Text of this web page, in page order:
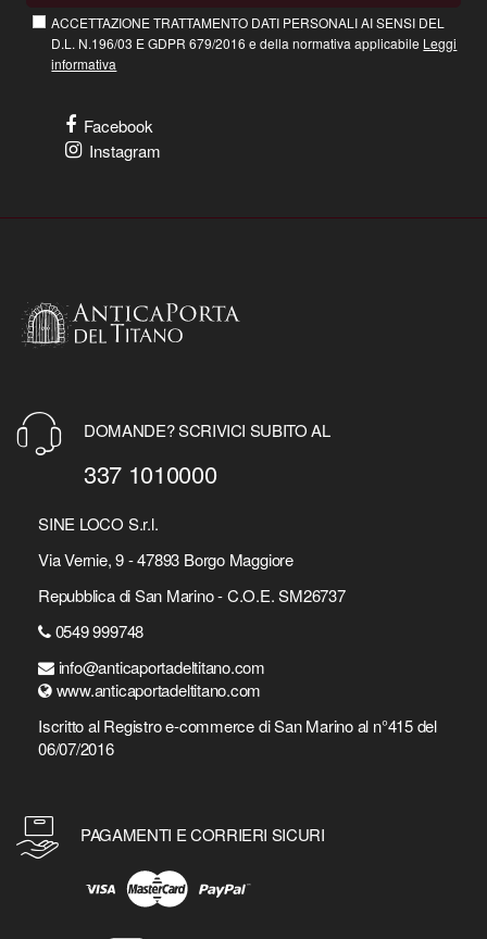
ACCETTAZIONE TRATTAMENTO DATI PERSONALI AI SENSI DEL
D.L. N.196/03 E GDPR 679/2016 e della normativa applicabile Leggi
informativa
Facebook
Instagram
DOMANDE? SCRIVICI SUBITO AL
337 1010000
SINE LOCO S.r.l.
Via Vernie, 9 - 47893 Borgo Maggiore
Repubblica di San Marino - C.O.E. SM26737
0549 999748
info@anticaportadeltitano.com
www.anticaportadeltitano.com
Iscritto al Registro e-commerce di San Marino al n°415 del
06/07/2016
PAGAMENTI E CORRIERI SICURI